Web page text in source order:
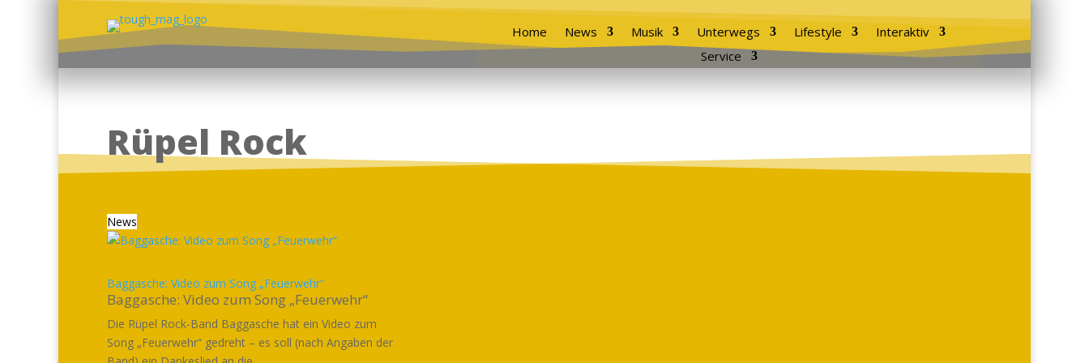
Home News Musik Unterwegs Lifestyle
Interaktiv
Service
Rüpel Rock
News
Baggasche: Video zum Song „Feuerwehr“
Baggasche: Video zum Song „Feuerwehr“
Die Rüpel Rock-Band Baggasche hat ein Video zum
Song „Feuerwehr“ gedreht – es soll (nach Angaben der